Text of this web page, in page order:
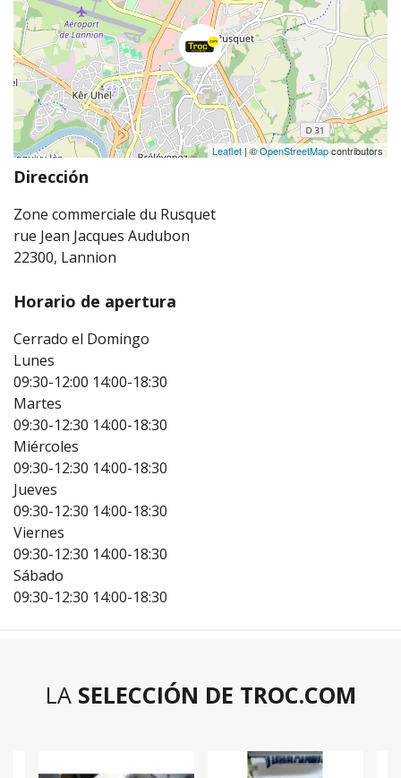
Leaflet| ©OpenStreetMapcontributors
Dirección
Zone commerciale du Rusquet
rue Jean Jacques Audubon
22300, Lannion
Horario de apertura
Cerrado el Domingo
Lunes
09:30-12:00 14:00-18:30
Martes
09:30-12:30 14:00-18:30
Miércoles
09:30-12:30 14:00-18:30
Jueves
09:30-12:30 14:00-18:30
Viernes
09:30-12:30 14:00-18:30
Sábado
09:30-12:30 14:00-18:30
LA SELECCIÓN DE TROC.COM